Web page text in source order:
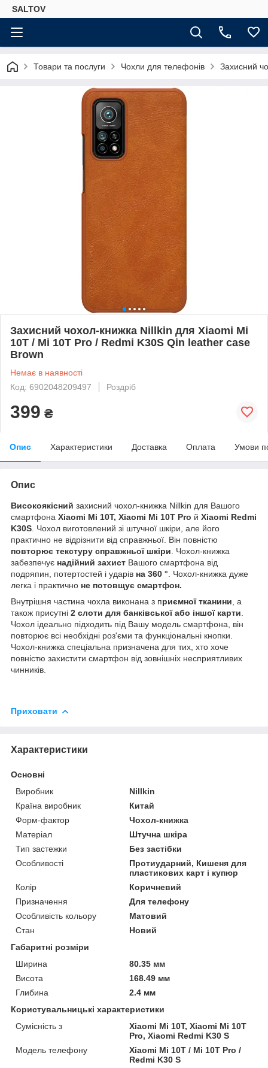
SALTOV
Товари та послуги Чохли для телефонів Захисний
Захисний чохол-книжка Nillkin для Xiaomi Mi
10T / Mi 10T Pro / Redmi K30S Qin leather case
Brown
Немає в наявності
Код: 6902048209497
Роздріб
399 ₴
Опис Характеристики Доставка Оплата Умови
Опис
Високоякісний захисний чохол-книжка Nillkin для Вашого
смартфона Xiaomi Mi 10T, Xiaomi Mi 10T Pro й Xiaomi Redmi
K30S . Чохол виготовлений зі штучної шкіри, але його
практично не відрізнити від справжньої. Він повністю
повторює текстуру справжньої шкіри . Чохол-книжка
забезпечує надійний захист Вашого смартфона від
подряпин, потертостей і ударів на 360 ° . Чохол-книжка дуже
легка і практично не потовщує смартфон.
Внутрішня частина чохла виконана з приємної тканини , а
також присутні 2 слоти для банківської або іншої карти
Чохол ідеально підходить під Вашу модель смартфона, він
повторює всі необхідні роз'єми та функціональні кнопки.
Чохол-книжка спеціальна призначена для тих, хто хоче
повністю захистити смартфон від зовнішніх несприятливих
чинників.
Приховати
Характеристики
Основні
Виробник
Nillkin
Країна виробник
Китай
Форм-фактор
Чохол-книжка
Матеріал
Штучна шкіра
Тип застежки
Без застібки
Особливості
Протиударний, Кишеня для
пластикових карт і купюр
Колір
Коричневий
Призначення
Для телефону
Особливість кольору
Матовий
Стан
Новий
Габаритні розміри
Ширина
80.35 мм
Висота
168.49 мм
Глибина
2.4 мм
Користувальницькі характеристики
Сумісність з
Xiaomi Mi 10T, Xiaomi Mi 10T
Pro, Xiaomi Redmi K30 S
Модель телефону
Xiaomi Mi 10T / Mi 10T Pro /
Redmi K30 S